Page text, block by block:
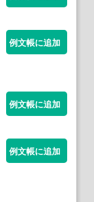
例文帳に追加
例文帳に追加
例文帳に追加